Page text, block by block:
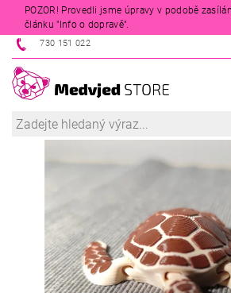
POZOR! Provedli jsme úpravy v podobě
článku "Info o dopravě".
730 151 022